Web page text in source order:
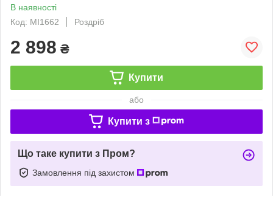
В наявності
Код: MI1662
Роздріб
2 898 ₴
Купити
або
Купити з
Що таке купити з Пром?
Замовлення під захистом